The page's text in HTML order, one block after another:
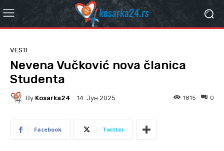
VESTI
Nevena Vučković nova članica
Studenta
By Kosarka24 14. Јун 2025. 0
1815
Facebook Twitter